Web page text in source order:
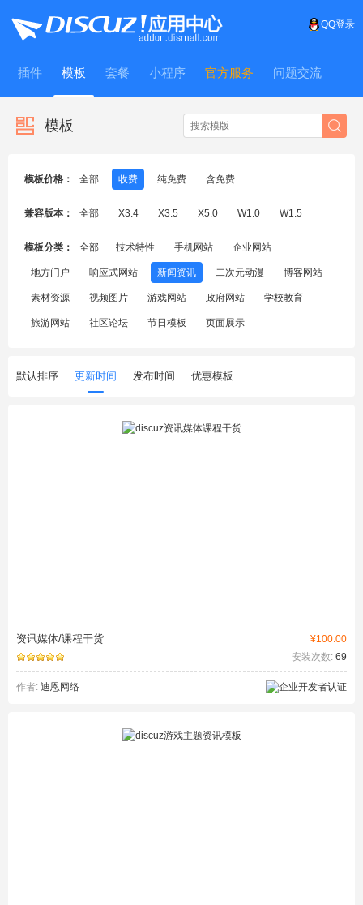
QQ登录
插件 模板 套餐 小程序 官方服务 问题交流
WitFrame
模板
模板价格： 全部 收费 纯免费 含免费
兼容版本： 全部 X3.4 X3.5 X5.0 W1.0 W1.5
模板分类： 全部 技术特性 手机网站 企业网站
地方门户 响应式网站 新闻资讯 二次元动漫 博客网站
素材资源 视频图片 游戏网站 政府网站 学校教育
旅游网站 社区论坛 节日模板 页面展示
默认排序 更新时间 发布时间 优惠模板
¥100.00
资讯媒体/课程干货
安装次数: 69
作者: 迪恩网络